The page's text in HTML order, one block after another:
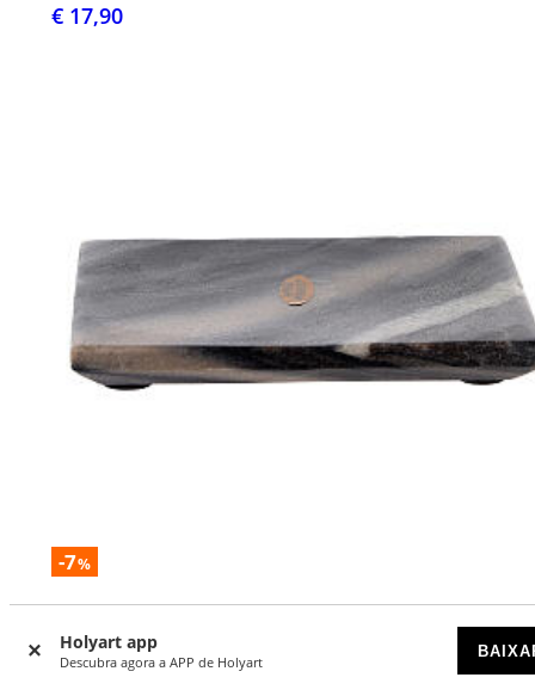
Holyart app
Descubra agora a APP de Holyart
€ 17,90
-7%
A CHEGAR